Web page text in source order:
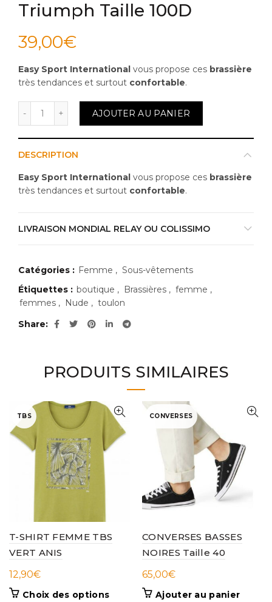
Triumph Taille 100D
39,00€
Easy Sport International vous propose ces brassière
très tendances et surtout confortable.
quantité de Brassière Rose Nude Triumph Taille 100D
AJOUTER AU PANIER
DESCRIPTION
Easy Sport International vous propose ces brassière
très tendances et surtout confortable.
LIVRAISON MONDIAL RELAY OU COLISSIMO
Catégories : Femme , Sous-vêtements
Étiquettes : boutique , Brassières , femme ,
femmes , Nude , toulon
Share
PRODUITS SIMILAIRES
TBS
T-SHIRT FEMME TBS
VERT ANIS
12,90€
Choix des optionsCe
CONVERSES
CONVERSES BASSES
NOIRES Taille 40
65,00€
Ajouter au panier